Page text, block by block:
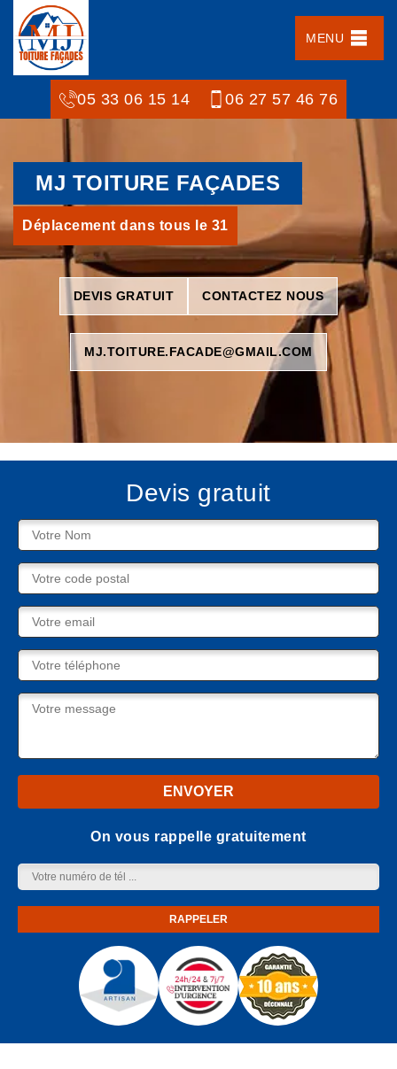
MENU
05 33 06 15 14 06 27 57 46 76
MJ TOITURE FAÇADES
Déplacement dans tous le 31
DEVIS GRATUIT CONTACTEZ NOUS
MJ.TOITURE.FACADE@GMAIL.COM
Devis gratuit
On vous rappelle gratuitement